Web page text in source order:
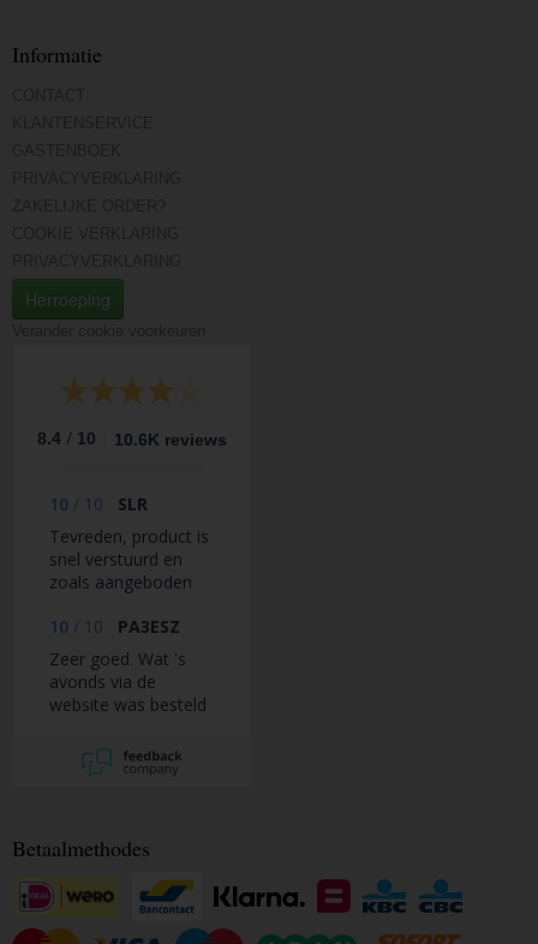
Informatie
Herroeping
8.4 / 10 10.6K reviews
10 / 10
SLR
Tevreden, product is
snel verstuurd en
zoals aangeboden
10 / 10
PA3ESZ
Zeer goed. Wat 's
avonds via de
website was besteld
ochtend al worden
afgehaald.
Betaalmethodes